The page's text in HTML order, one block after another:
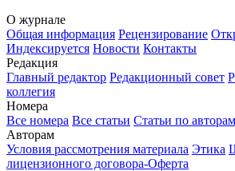
О журнале
Общая информация Рецензирование
Индексируется Новости Контакты
Редакция
Главный редактор Редакционный совет
коллегия
Номера
Все номера Все статьи Статьи по авторам
Авторам
Условия рассмотрения материала Этика
лицензионного договора-Оферта